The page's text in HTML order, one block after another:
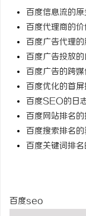
百度信息流的
百度代理商的
百度广告代理
百度广告投放
百度广告的跨
百度优化的首
百度SEO的日
百度网站排名
百度搜索排名
百度关键词排
百度seo